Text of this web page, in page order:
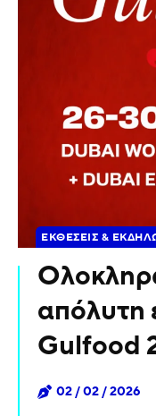
ΕΚΘΈΣΕΙΣ &
απόλυτη
Gulfood
02 / 02 / 2026